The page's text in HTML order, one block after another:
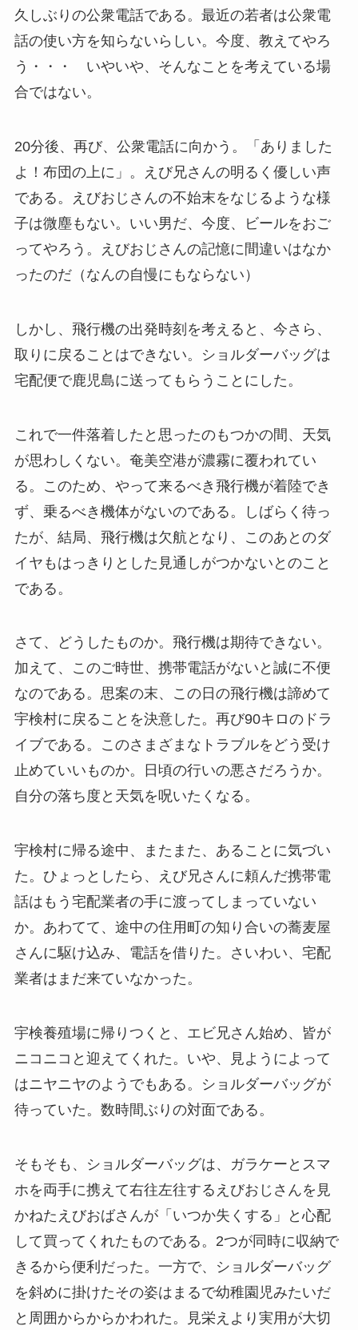
久しぶりの公衆電話である。最近の若者は公衆電
話の使い方を知らないらしい。今度、教えてやろ
う・・・ いやいや、そんなことを考えている場
合ではない。
20分後、再び、公衆電話に向かう。「ありました
よ！布団の上に」。えび兄さんの明るく優しい声
である。えびおじさんの不始末をなじるような様
子は微塵もない。いい男だ、今度、ビールをおご
ってやろう。えびおじさんの記憶に間違いはなか
ったのだ（なんの自慢にもならない）
しかし、飛行機の出発時刻を考えると、今さら、
取りに戻ることはできない。ショルダーバッグは
宅配便で鹿児島に送ってもらうことにした。
これで一件落着したと思ったのもつかの間、天気
が思わしくない。奄美空港が濃霧に覆われてい
る。このため、やって来るべき飛行機が着陸でき
ず、乗るべき機体がないのである。しばらく待っ
たが、結局、飛行機は欠航となり、このあとのダ
イヤもはっきりとした見通しがつかないとのこと
である。
さて、どうしたものか。飛行機は期待できない。
加えて、このご時世、携帯電話がないと誠に不便
なのである。思案の末、この日の飛行機は諦めて
宇検村に戻ることを決意した。再び90キロのドラ
イブである。このさまざまなトラブルをどう受け
止めていいものか。日頃の行いの悪さだろうか。
自分の落ち度と天気を呪いたくなる。
宇検村に帰る途中、またまた、あることに気づい
た。ひょっとしたら、えび兄さんに頼んだ携帯電
話はもう宅配業者の手に渡ってしまっていない
か。あわてて、途中の住用町の知り合いの蕎麦屋
さんに駆け込み、電話を借りた。さいわい、宅配
業者はまだ来ていなかった。
宇検養殖場に帰りつくと、エビ兄さん始め、皆が
ニコニコと迎えてくれた。いや、見ようによって
はニヤニヤのようでもある。ショルダーバッグが
待っていた。数時間ぶりの対面である。
そもそも、ショルダーバッグは、ガラケーとスマ
ホを両手に携えて右往左往するえびおじさんを見
かねたえびおばさんが「いつか失くする」と心配
して買ってくれたものである。2つが同時に収納で
きるから便利だった。一方で、ショルダーバッグ
を斜めに掛けたその姿はまるで幼稚園児みたいだ
と周囲からからかわれた。見栄えより実用が大切